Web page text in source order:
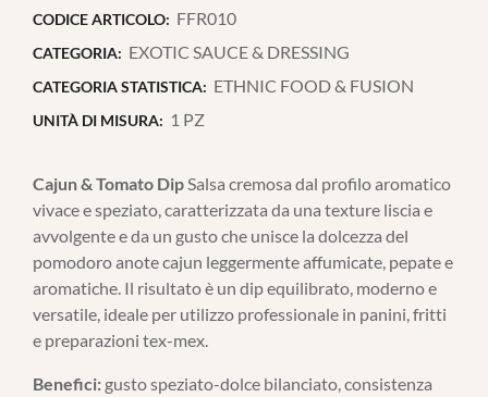
CODICE ARTICOLO: FFR010
CATEGORIA: EXOTIC SAUCE & DRESSING
CATEGORIA STATISTICA: ETHNIC FOOD & FUSION
UNITÀ DI MISURA: 1 PZ
Cajun & Tomato DipSalsa cremosa dal profilo aromatico
vivace e speziato, caratterizzata da una texture liscia e
avvolgente e da un gusto che unisce la dolcezza del
pomodoro anote cajun leggermente affumicate, pepate e
aromatiche. Il risultato è un dip equilibrato, moderno e
versatile, ideale per utilizzo professionale in panini, fritti
e preparazioni tex-mex.
Benefici: gusto speziato-dolce bilanciato, consistenza